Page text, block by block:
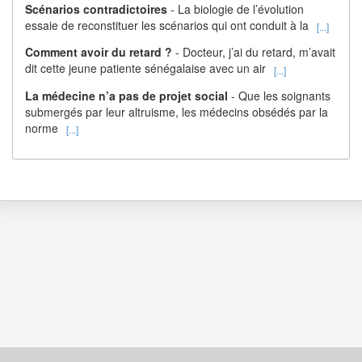
Scénarios contradictoires - La biologie de l’évolution
essaie de reconstituer les scénarios qui ont conduit à la [...]
Comment avoir du retard ? - Docteur, j’ai du retard, m’avait
dit cette jeune patiente sénégalaise avec un air [...]
La médecine n’a pas de projet social - Que les soignants
submergés par leur altruisme, les médecins obsédés par la
norme [...]